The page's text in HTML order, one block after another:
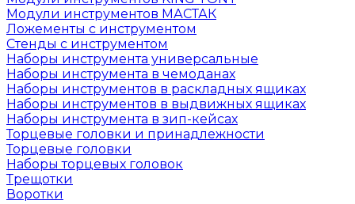
Модули инструментов МАСТАК
Ложементы с инструментом
Стенды с инструментом
Наборы инструмента универсальные
Наборы инструмента в чемоданах
Наборы инструментов в раскладных ящиках
Наборы инструментов в выдвижных ящиках
Наборы инструмента в зип-кейсах
Торцевые головки и принадлежности
Торцевые головки
Наборы торцевых головок
Трещотки
Воротки